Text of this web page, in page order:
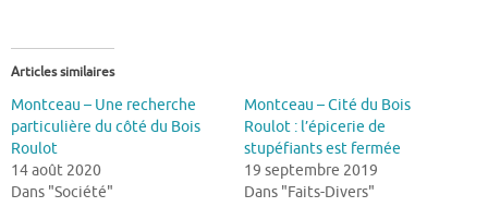
Articles similaires
Montceau – Une recherche
particulière du côté du Bois
Roulot
14 août 2020
Dans "Société"
Montceau – Cité du Bois
Roulot : l’épicerie de
stupéfiants est fermée
19 septembre 2019
Dans "Faits-Divers"